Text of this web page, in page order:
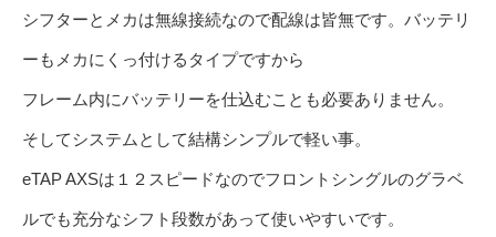
シフターとメカは無線接続なので配線は皆無です。バッテリ
ーもメカにくっ付けるタイプですから
フレーム内にバッテリーを仕込むことも必要ありません。
そしてシステムとして結構シンプルで軽い事。
eTAP AXSは１２スピードなのでフロントシングルのグラベ
ルでも充分なシフト段数があって使いやすいです。